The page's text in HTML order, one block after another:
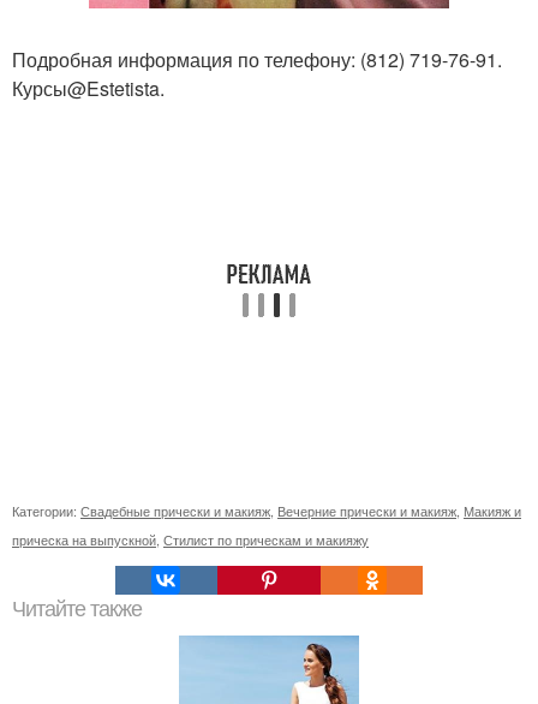
Подробная информация по телефону: (812) 719-76-91.
Курсы@Estetista.
Категории: Свадебные прически и макияж Вечерние прически и макияж Макияж и
прическа на выпускной Стилист по прическам и макияжу
Читайте также